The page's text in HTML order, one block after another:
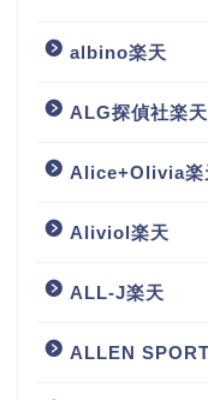
albino楽天
ALG探偵社楽天
Alice+Olivia楽
Aliviol楽天
ALL-J楽天
ALLEN